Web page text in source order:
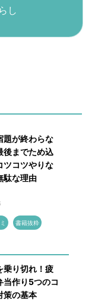
し
題が終わらな
後までため込
ツコツやりな
駄な理由
書籍抜粋
乗り切れ！疲
当作り5つのコ
策の基本